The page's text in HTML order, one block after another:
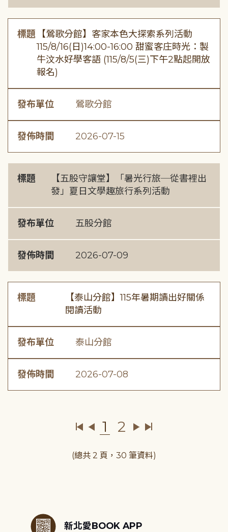
標題 【鶯歌分館】客家本色大探索系列活動
115/8/16(日)14:00-16:00 甜蜜客庄時光：製
牛汶水好學客語 (115/8/5(三)下午2點起開放
報名)
發布單位 鶯歌分館
發佈時間 2026-07-15
標題
【五股守讓堂】「暑光行旅─從書裡出
發」夏日文學趣旅行系列活動
發布單位 五股分館
發佈時間 2026-07-09
標題
【泰山分館】115年暑期讀出好關係
閱讀活動
發布單位 泰山分館
發佈時間 2026-07-08
1 2
(總共 2 頁，30 筆資料)
新北愛BOOK APP